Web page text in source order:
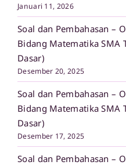
Januari 11, 2026
Soal dan Pembahasan –
Bidang Matematika SMA
Dasar)
Desember 20, 2025
Soal dan Pembahasan –
Bidang Matematika SMA
Dasar)
Desember 17, 2025
Soal dan Pembahasan –